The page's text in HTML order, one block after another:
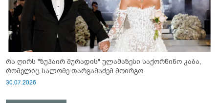
რა ღირს "ზუჰაირ მურადის" ულამაზესი საქორწინო კაბა,
რომელიც სალომე თარგამაძემ მოირგო
30.07.2026